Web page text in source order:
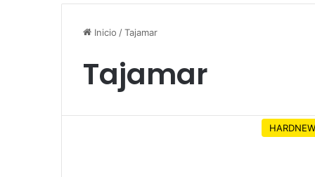
Inicio /Tajamar
Tajamar